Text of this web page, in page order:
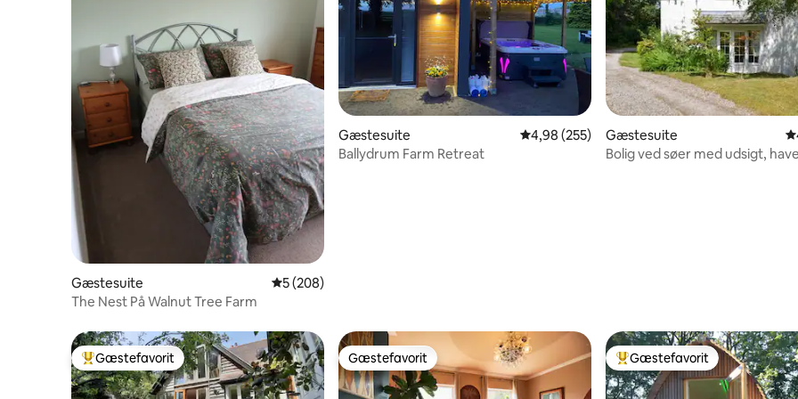
Gæstesuite 5 ud af 5 i gennemsnitlig bedømmelse, 208 omtaler
5 (208)
The Nest På Walnut Tree Farm
Gæstesuite 4,98 ud af 5 i gennemsnitlig bedømmelse,
4,98 (255)
Ballydrum Farm Retreat
Gæstesuite
Bolig ved søer med udsigt,
Bedste gæstefavorit
Gæstefavorit Gæstefavorit
Gæstefavorit Bedste gæstefavorit
Gæstefavorit